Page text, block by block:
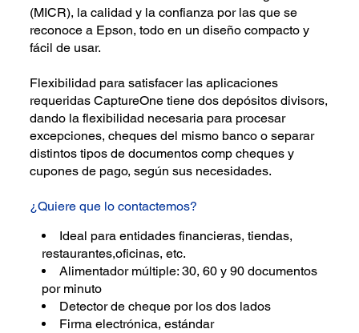
(MICR), la calidad y la confianza por las que se
reconoce a Epson, todo en un diseño compacto y
fácil de usar.
Flexibilidad para satisfacer las aplicaciones
requeridas CaptureOne tiene dos depósitos divisors,
dando la flexibilidad necesaria para procesar
excepciones, cheques del mismo banco o separar
distintos tipos de documentos comp cheques y
cupones de pago, según sus necesidades.
¿Quiere que lo contactemos?
Ideal para entidades financieras, tiendas,
restaurantes,oficinas, etc.
Alimentador múltiple: 30, 60 y 90 documentos
por minuto
Detector de cheque por los dos lados
Firma electrónica, estándar